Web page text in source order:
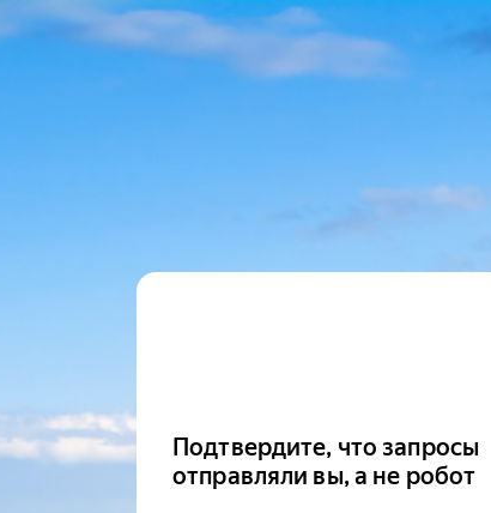
Подтвердите, что запросы
отправляли вы, а не робот